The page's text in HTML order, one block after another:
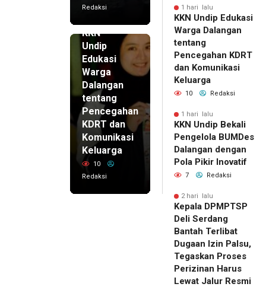
Redaksi
KKN
Undip
Edukasi
Warga
Dalangan
tentang
Pencegahan
KDRT dan
Komunikasi
Keluarga
10
Redaksi
1 hari lalu
KKN Undip Edukasi
Warga Dalangan
tentang
Pencegahan KDRT
dan Komunikasi
Keluarga
10 Redaksi
1 hari lalu
KKN Undip Bekali
Pengelola BUMDes
Dalangan dengan
Pola Pikir Inovatif
7 Redaksi
2 hari lalu
Kepala DPMPTSP
Deli Serdang
Bantah Terlibat
Dugaan Izin Palsu,
Tegaskan Proses
Perizinan Harus
Lewat Jalur Resmi